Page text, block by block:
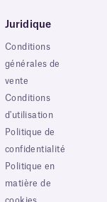
Juridique
Conditions
générales de
vente
Conditions
d'utilisation
Politique de
confidentialité
Politique en
matière de